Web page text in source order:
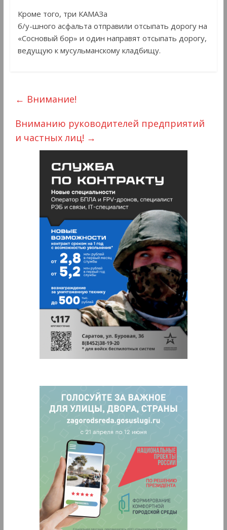
Кроме того, три КАМАЗа
б/у-шного асфальта отправили отсыпать дорогу на
«Сосновый бор» и один направят отсыпать дорогу,
ведущую к мусульманскому кладбищу.
← Внимание!
Вниманию руководителей предприятий
и частных лиц! →